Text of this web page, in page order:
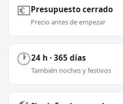
💶Presupuesto cerrado
Precio antes de empezar
🕐24 h · 365 días
También noches y festivos